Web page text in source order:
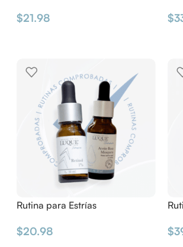
$21.98 $
Rutina para Estrías
$20.98 $